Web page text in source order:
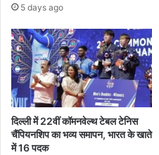
5 days ago
दिल्ली में 22वीं कॉमनवेल्थ टेबल टेनिस
चैंपियनशिप का भव्य समापन, भारत के खाते
में 16 पदक